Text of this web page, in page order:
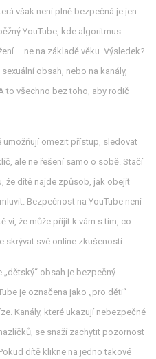
však není plně bezpečná je jen
YouTube, kde algoritmus
– ne na základě věku. Výsledek?
obsah, nebo na kanály,
to všechno bez toho, aby rodič
umožňují omezit přístup, sledovat
ale ne řešení samo o sobě. Stačí
že dítě najde způsob, jak obejít
Bezpečnost na YouTube není
ví, že může přijít k vám s tím, co
skrývat své online zkušenosti.
obsah je bezpečný.
je označena jako „pro děti“ –
Kanály, které ukazují nebezpečné
se snaží zachytit pozornost
dítě klikne na jedno takové